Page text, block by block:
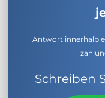
Antwort innerhalb
Schreiben